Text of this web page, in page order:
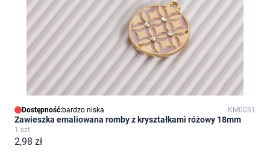
Dostępność:bardzo niska KM0031
Zawieszka emaliowana romby z kryształkami różowy 18mm
1 szt.
2,98 zł